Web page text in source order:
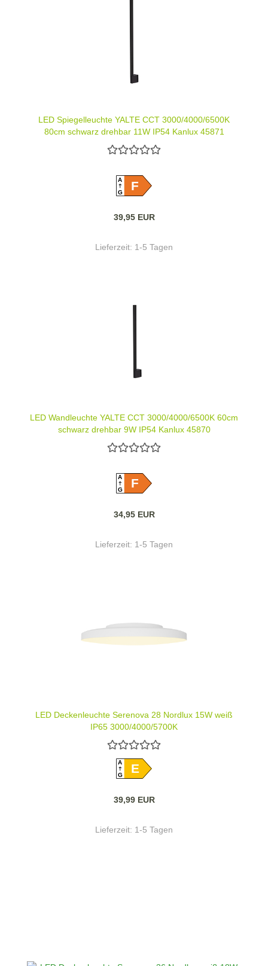
LED Spiegelleuchte YALTE CCT 3000/4000/6500K
80cm schwarz drehbar 11W IP54 Kanlux 45871
A
GF
39,95 EUR
Lieferzeit: 1-5 Tagen
LED Wandleuchte YALTE CCT 3000/4000/6500K 60cm
schwarz drehbar 9W IP54 Kanlux 45870
A
GF
34,95 EUR
Lieferzeit: 1-5 Tagen
LED Deckenleuchte Serenova 28 Nordlux 15W weiß
IP65 3000/4000/5700K
A
GE
39,99 EUR
Lieferzeit: 1-5 Tagen